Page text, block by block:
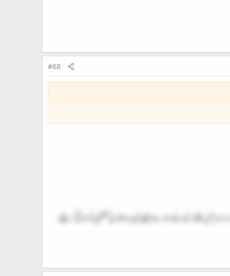
#68
باتیں سننے کے لئے ہمارے جیسے ایک دو فارغ محفلین کو بھرتی کر لیجے۔